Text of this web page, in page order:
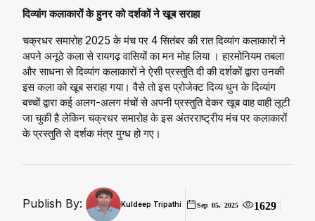
दिव्यांग कलाकारों के हुनर को दर्शकों ने खूब सराहा
चक्रधर समारोह 2025 के मंच पर 4 सितंबर की रात दिव्यांग कलाकारों ने
अपने अनूठे कला से रायगढ़ वासियों का मन मोह लिया । हारमोनियम तबला
और साधना से दिव्यांग कलाकारों ने ऐसी प्रस्तुति दी की दर्शकों द्वारा उनकी
इस कला को खूब सराहा गया। वैसे तो इस प्रोजेक्ट दिव्य धुन के दिव्यांग
बच्चों द्वारा कई अलग-अलग मंचों से अपनी प्रस्तुति देकर खूब वाह वाही लूटी
जा चुकी है लेकिन चक्रधर समारोह के इस अंतरराष्ट्रीय मंच पर कलाकारों
के प्रस्तुति से दर्शक मंत्र मुग्ध हो गए।
Publish By: Kuldeep Tripathi Sep 05, 2025 1629